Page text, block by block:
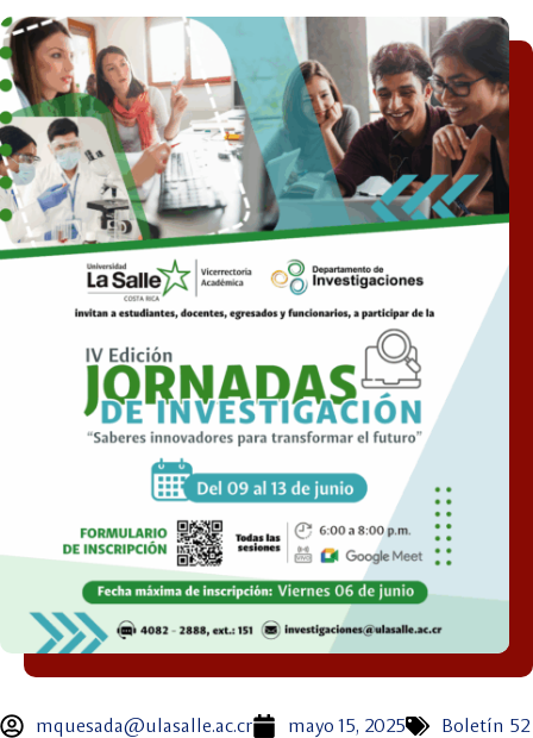
mquesada@ulasalle.ac.cr mayo 15, 2025
Boletín 52